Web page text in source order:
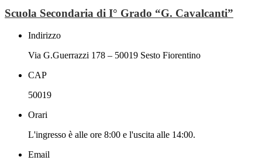
Scuola Secondaria di I° Grado “G. Cavalcanti”
Indirizzo
Via G.Guerrazzi 178 – 50019 Sesto Fiorentino
CAP
50019
Orari
L'ingresso è alle ore 8:00 e l'uscita alle 14:00.
Email